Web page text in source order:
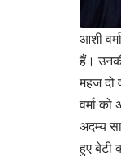
आशी
हैं।
महज दो
वर्मा
अदम्य
हुए बेटी